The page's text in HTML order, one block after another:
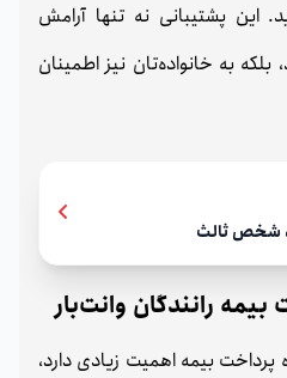
این پشتیبانی نه تنها آرامش
به خانواده‌تان نیز اطمینان
شخص ثالث
رانندگان وانت‌بار
پرداخت بیمه اهمیت زیادی دارد،